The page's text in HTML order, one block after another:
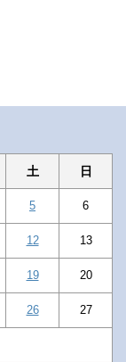
土 日
5 6
12 13
19 20
26 27